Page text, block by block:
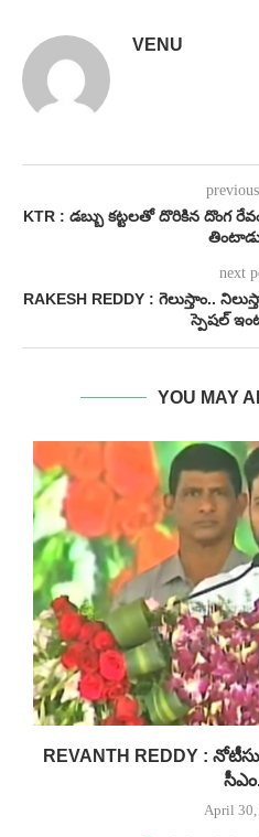
VENU
KTR : డబ్బు కట్టలతో దొరికిన దొంగ
next
RAKESH REDDY : గెలుస్తాం..
స్పెషల్
YOU MAY
REVANTH REDDY :
April 30,